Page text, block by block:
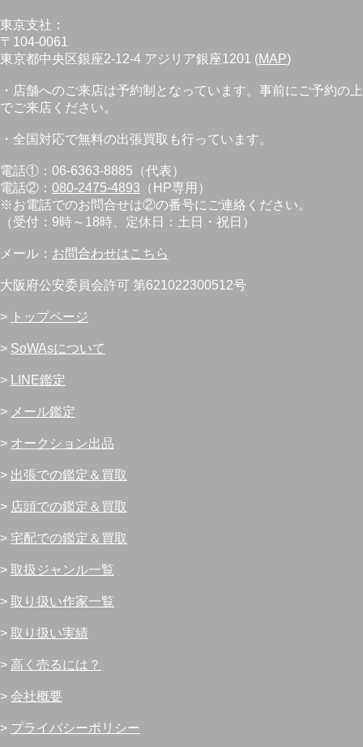
東京支社：
〒104-0061
東京都中央区銀座2-12-4 アジリア銀座1201 (MAP)
・店舗へのご来店は予約制となっています。事前にご予約の上
でご来店ください。
・全国対応で無料の出張買取も行っています。
電話①：06-6363-8885（代表）
電話②： 080-2475-4893 （HP専用）
※お電話でのお問合せは②の番号にご連絡ください。
（受付：9時～18時、定休日：土日・祝日）
メール： お問合わせはこちら
大阪府公安委員会許可 第621022300512号
> トップページ
> SoWAsについて
> LINE鑑定
> メール鑑定
> オークション出品
> 出張での鑑定＆買取
> 店頭での鑑定＆買取
> 宅配での鑑定＆買取
> 取扱ジャンル一覧
> 取り扱い作家一覧
> 取り扱い実績
> 高く売るには？
> 会社概要
> プライバシーポリシー